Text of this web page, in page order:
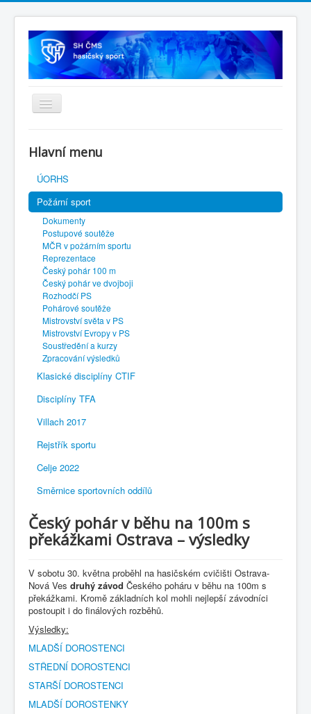
SH ČMS
Hlavní menu
ÚORHS
Požární sport
Dokumenty
Postupové soutěže
MČR v požárním sportu
Reprezentace
Český pohár 100 m
Český pohár ve dvojboji
Rozhodčí PS
Pohárové soutěže
Mistrovství světa v PS
Mistrovství Evropy v PS
Soustředění a kurzy
Zpracování výsledků
Klasické disciplíny CTIF
Disciplíny TFA
Villach 2017
Rejstřík sportu
Celje 2022
Směrnice sportovních oddílů
Český pohár v běhu na 100m s
překážkami Ostrava – výsledky
V sobotu 30. května proběhl na hasičském cvičišti Ostrava-
Nová Ves druhý závod Českého poháru v běhu na 100m s
překážkami. Kromě základních kol mohli nejlepší závodníci
postoupit i do finálových rozběhů.
Výsledky:
MLADŠÍ DOROSTENCI
STŘEDNÍ DOROSTENCI
STARŠÍ DOROSTENCI
MLADŠÍ DOROSTENKY